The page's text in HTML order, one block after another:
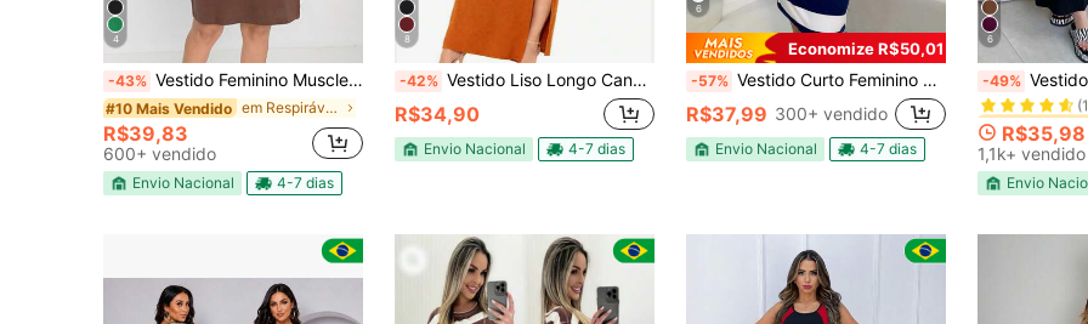
4
-43% Vestido Feminino Muscle Soltinho Manga Borboleta Malha 100% Algodão Plus size Casual Passeio Dia Noite Sair pra Mãe Confortável Mulher Tia Vó Presente
#10 Mais Vendido em Respirável Vestidos Femininos
R$39,83
600+ vendido
Envio Nacional 4-7 dias
8
-42% Vestido Liso Longo Canelado
R$34,90
Envio Nacional 4-7 dias
6
Economize R$50,01
-57% Vestido Curto Feminino Listrado Malha Fria Casual Verão 3RD SD1306
R$37,99 300+ vendido
Envio Nacional 4-7 dias
6
-49% Vestido Longo Feminino
#5 Mais
#5 Mais
#5 Mais
#5 Mais
R$35,98
1,1k+ vendido
Envio